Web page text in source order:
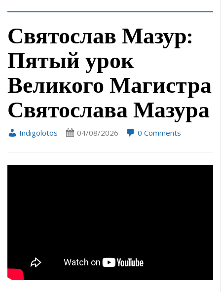
Святослав Мазур:
Пятый урок
Великого Магистра
Святослава Мазура
Indigolotos 04/08/2026 0 Comments